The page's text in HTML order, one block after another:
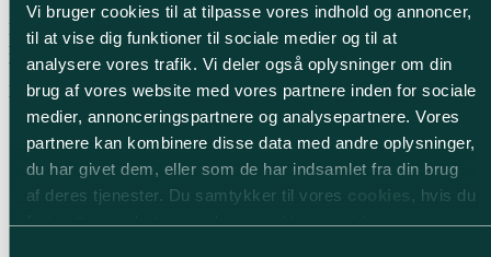
Vi bruger cookies til at tilpasse vores indhold og annoncer,
til at vise dig funktioner til sociale medier og til at
analysere vores trafik. Vi deler også oplysninger om din
brug af vores website med vores partnere inden for sociale
medier, annonceringspartnere og analysepartnere. Vores
partnere kan kombinere disse data med andre oplysninger,
du har givet dem, eller som de har indsamlet fra din brug
af deres tjenester. Du samtykker til vores
cookies
, hvis du
fortsætter med at anvende vores hjemmeside.
De to erhvervscentre Designa København og Glostrup tilbyder
markedets bredeste sortiment, dokumenteret produktkvalitet og
bæredygtighed, kort leveringstid - og yderst konkurrencedygtige
priser.
Designa Køkken leverer inventar som er dokumenteret via en
EPD (miljøvaredeklaration) og en LCA (livscyklusanalyse).
EPD’en er udregnet på 1 kg inventar, hvilket gør det muligt at
dokumentere og skalere et repræsentativt gennemsnit af
virksomhedens køkkenløsninger.